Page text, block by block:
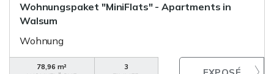
Wohnungspaket "MiniFlats" - Apartments in
Walsum
Wohnung
78,96 m²
3